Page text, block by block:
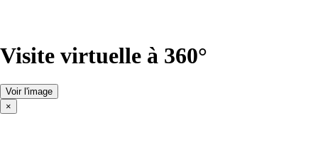
Visite virtuelle à 360°
Voir l'image
×